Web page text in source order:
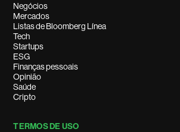
Negócios
Mercados
Listas de Bloomberg Línea
Tech
Startups
ESG
Finanças pessoais
Opinião
Saúde
Cripto
TERMOS DE USO